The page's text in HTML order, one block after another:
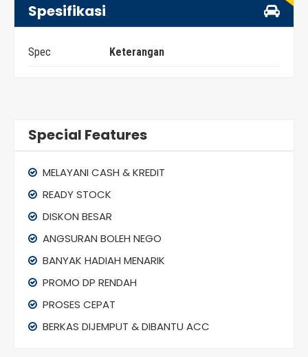
Spesifikasi
Spec Keterangan
Special Features
MELAYANI CASH & KREDIT
READY STOCK
DISKON BESAR
ANGSURAN BOLEH NEGO
BANYAK HADIAH MENARIK
PROMO DP RENDAH
PROSES CEPAT
BERKAS DIJEMPUT & DIBANTU ACC